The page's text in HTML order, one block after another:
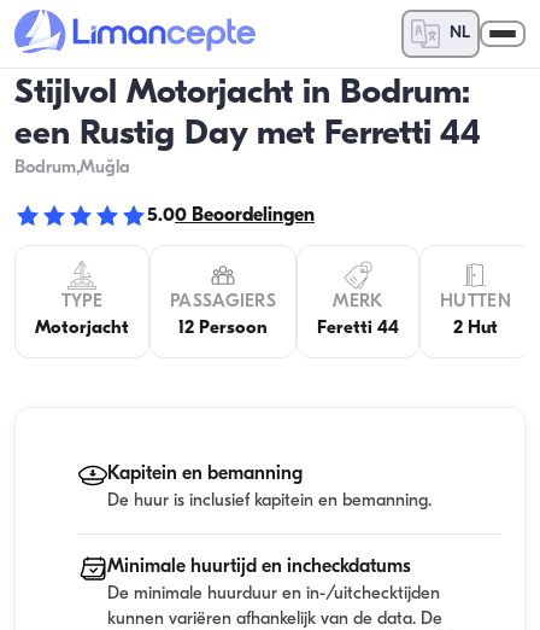
NL
Stijlvol Motorjacht in Bodrum:
een Rustig Day met Ferretti 44
Bodrum,Muğla
5.00 Beoordelingen
TYPE
Motorjacht
PASSAGIERS
12 Persoon
MERK
Feretti 44
HUTTEN
2 Hut
Kapitein en bemanning
De huur is inclusief kapitein en bemanning.
Minimale huurtijd en incheckdatums
De minimale huurduur en in-/uitchecktijden
kunnen variëren afhankelijk van de data. De